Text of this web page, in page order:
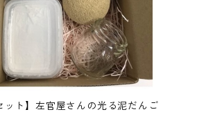
ット】左官屋さんの光る泥だんご